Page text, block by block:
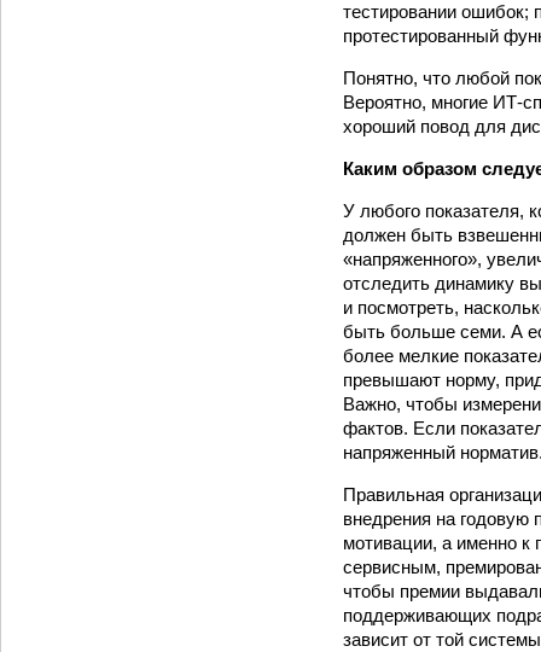
тестировании ошибок;
протестированный
Понятно, что любой
Вероятно, многие ИТ-
хороший повод для
Каким образом
У любого показателя,
должен быть
«напряженного»,
отследить динамику
и посмотреть,
быть больше семи. А
более мелкие
превышают норму,
Важно, чтобы
фактов. Если
напряженный
Правильная
внедрения на годовую
мотивации, а именно к
сервисным,
чтобы премии
поддерживающих
зависит от той